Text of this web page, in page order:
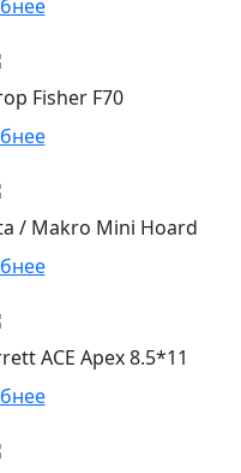
Fisher F70
/ Makro Mini Hoard
ACE Apex 8.5*11